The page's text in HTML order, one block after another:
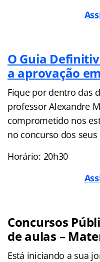
O Guia
a aprovação
Fique por dentro das
professor Alexandre
comprometido nos
no concurso dos
Horário: 20h30
Concursos
de aulas –
Está iniciando a sua